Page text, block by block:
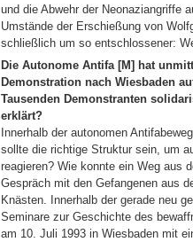
und die Abwehr der Neonaziangriffe
Umstände der Erschießung von
schließlich um so entschlossener:
Die Autonome Antifa [M] hat
Demonstration nach Wiesbaden
Tausenden Demonstranten
erklärt?
Innerhalb der autonomen
sollte die richtige Struktur sein, um
reagieren? Wie konnte ein Weg aus
Gespräch mit den Gefangenen aus
Knästen. Innerhalb der gerade neu
Seminare zur Geschichte des
am 10. Juli 1993 in Wiesbaden mit